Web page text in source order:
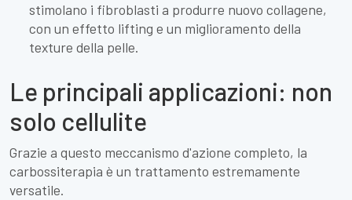
stimolano i fibroblasti a produrre nuovo collagene,
con un effetto lifting e un miglioramento della
texture della pelle.
Le principali applicazioni: non
solo cellulite
Grazie a questo meccanismo d'azione completo, la
carbossiterapia è un trattamento estremamente
versatile.